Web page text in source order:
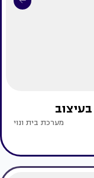
מערכת בית ונוי